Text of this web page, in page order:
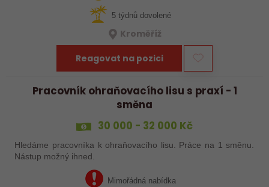
5 týdnů dovolené
Kroměříž
Reagovat na pozici
Pracovník ohraňovacího lisu s praxí - 1
směna
30 000 - 32 000 Kč
Hledáme pracovníka k ohraňovacího lisu. Práce na 1 směnu.
Nástup možný ihned.
Mimořádná nabídka